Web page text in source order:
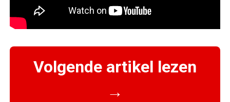
Volgende artikel lezen
→